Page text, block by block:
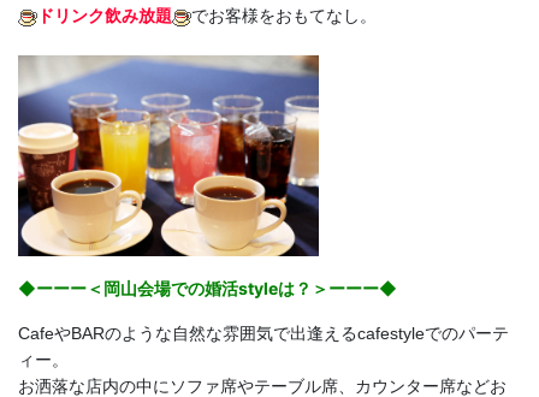
ドリンク飲み放題
でお客様をおもてなし。
◆ーーー＜岡山会場での婚活styleは？＞ーーー◆
CafeやBARのような自然な雰囲気で出逢えるcafestyleでのパーテ
ィー。
お洒落な店内の中にソファ席やテーブル席、カウンター席などお